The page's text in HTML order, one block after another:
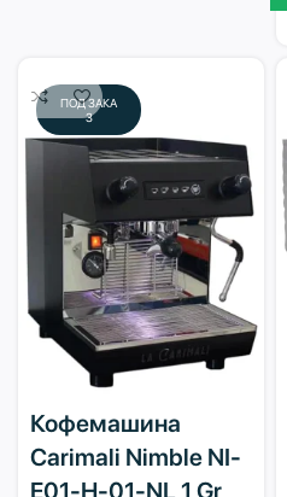
ПОД ЗАКА
З
Кофемашина
Carimali Nimble NI-
E01-H-01-NL 1 Gr